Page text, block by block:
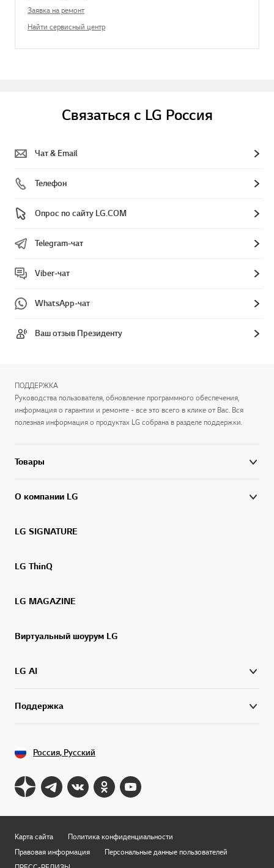
Заявка на ремонт
Найти сервисный центр
Связаться с LG Россия
Чат & Email
Телефон
Опрос по сайту LG.COM
Telegram-чат
Viber-чат
WhatsApp-чат
Ваш отзыв Президенту
ПОДДЕРЖКА
Руководства пользователя, обновление программного обеспечения,
информация о гарантии и ремонте - все это всего в клике от Вас. Вся
полезная информация о продуктах LG собрана в разделе поддержки.
Товары
О компании LG
LG SIGNATURE
LG ThinQ
LG MAGAZINE
Виртуальный шоурум LG
LG AI
Поддержка
Россия, Русский
Карта сайта
Политика конфиденциальности
Правовая информация
Персональные данные пользователей